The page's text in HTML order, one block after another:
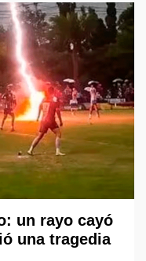
un rayo cayó
una tragedia